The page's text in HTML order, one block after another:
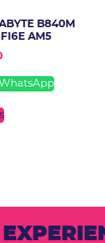
B840M
AM5